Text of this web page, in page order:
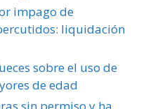
impago de
liquidación
sobre el uso de
de edad